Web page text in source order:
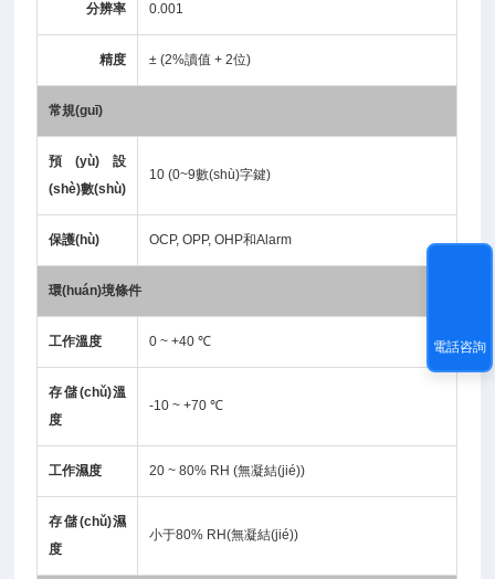
分辨率 0.001
精度 ± (2%讀值 + 2位)
常規(guī)
預(yù)設
(shè)數(shù)
10 (0~9數(shù)字鍵)
保護(hù) OCP, OPP, OHP和Alarm
環(huán)境條件
工作溫度 0 ~ +40 ℃
存儲(chǔ)溫
度
-10 ~ +70 ℃
工作濕度 20 ~ 80% RH (無凝結(jié))
存儲(chǔ)濕
度
小于80% RH(無凝結(jié))
電話咨詢